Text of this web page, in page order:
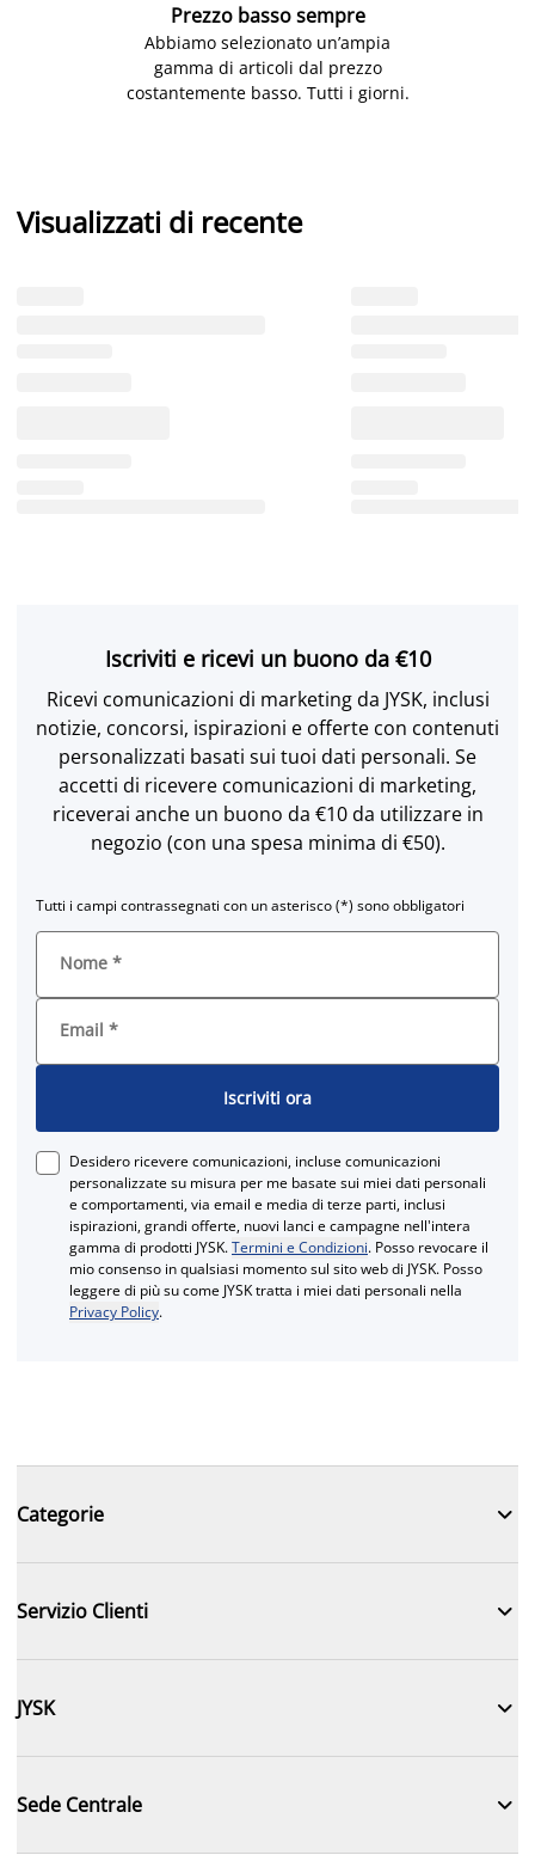
Prezzo basso sempre
Abbiamo selezionato un’ampia
gamma di articoli dal prezzo
costantemente basso. Tutti i giorni.
Visualizzati di recente
Iscriviti e ricevi un buono da €10
Ricevi comunicazioni di marketing da JYSK, inclusi
notizie, concorsi, ispirazioni e offerte con contenuti
personalizzati basati sui tuoi dati personali. Se
accetti di ricevere comunicazioni di marketing,
riceverai anche un buono da €10 da utilizzare in
negozio (con una spesa minima di €50).
Tutti i campi contrassegnati con un asterisco (*) sono obbligatori
Nome *
Email *
Iscriviti ora
Desidero ricevere comunicazioni, incluse comunicazioni
personalizzate su misura per me basate sui miei dati personali
e comportamenti, via email e media di terze parti, inclusi
ispirazioni, grandi offerte, nuovi lanci e campagne nell'intera
gamma di prodotti JYSK.Termini e Condizioni. Posso revocare il
mio consenso in qualsiasi momento sul sito web di JYSK. Posso
leggere di più su come JYSK tratta i miei dati personali nella
Privacy Policy.
Categorie 
Servizio Clienti 
JYSK 
Sede Centrale 